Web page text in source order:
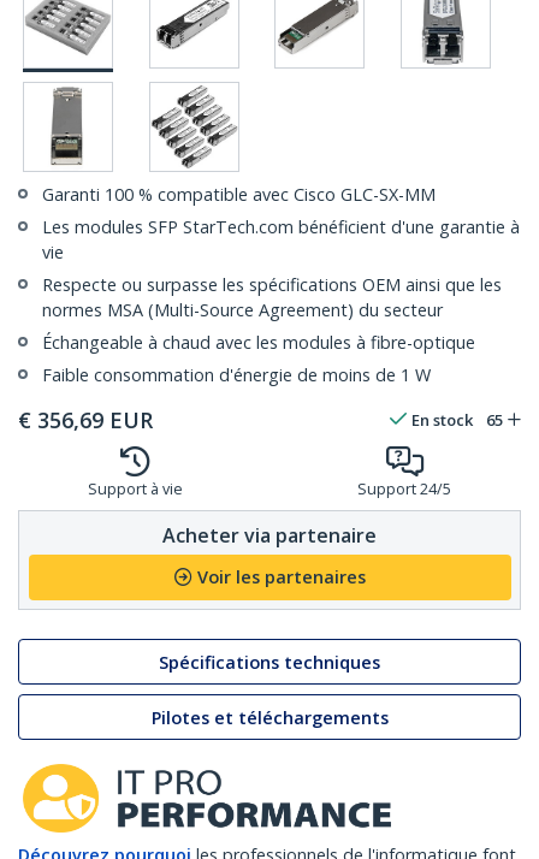
Garanti 100 % compatible avec Cisco GLC-SX-MM
Les modules SFP StarTech.com bénéficient d'une garantie à
vie
Respecte ou surpasse les spécifications OEM ainsi que les
normes MSA (Multi-Source Agreement) du secteur
Échangeable à chaud avec les modules à fibre-optique
Faible consommation d'énergie de moins de 1 W
€ 356,69 EUR En stock 65
Support à vie Support 24/5
Acheter via partenaire
Voir les partenaires
Spécifications techniques
Pilotes et téléchargements